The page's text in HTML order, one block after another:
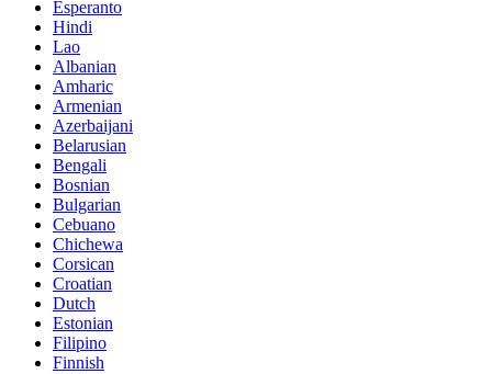
Esperanto
Hindi
Lao
Albanian
Amharic
Armenian
Azerbaijani
Belarusian
Bengali
Bosnian
Bulgarian
Cebuano
Chichewa
Corsican
Croatian
Dutch
Estonian
Filipino
Finnish